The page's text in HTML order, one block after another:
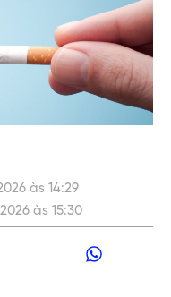
às 14:29
às 15:30